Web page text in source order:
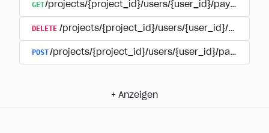
GET/projects/{project_id}/users/{user_id}/
DELETE /projects/{project_id}/users/{user_id}/
POST/projects/{project_id}/users/{user_id}/
+ Anzeigen